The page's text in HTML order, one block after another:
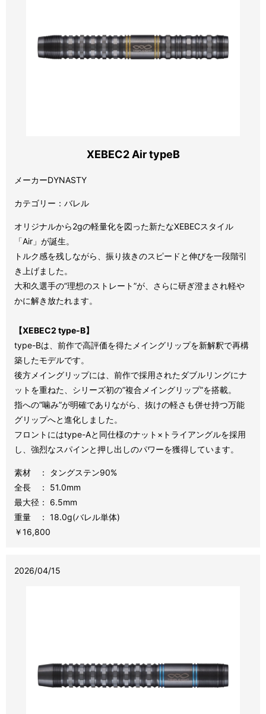
XEBEC2 Air typeB
メーカーDYNASTY
カテゴリー：バレル
オリジナルから2gの軽量化を図った新たなXEBECスタイル
「Air」が誕生。
トルク感を残しながら、振り抜きのスピードと伸びを一段階引
き上げました。
大和久選手の”理想のストレート”が、さらに研ぎ澄まされ軽や
かに解き放たれます。
【XEBEC2 type-B】
type-Bは、前作で高評価を得たメイングリップを新解釈で再構
築したモデルです。
後方メイングリップには、前作で採用されたダブルリングにナ
ットを重ねた、シリーズ初の”複合メイングリップ”を搭載。
指への”噛み”が明確でありながら、抜けの軽さも併せ持つ万能
グリップへと進化しました。
フロントにはtype-Aと同仕様のナット×トライアングルを採用
し、強烈なスパインと押し出しのパワーを獲得しています。
素材 ： タングステン90%
全長 ： 51.0mm
最大径： 6.5mm
重量 ： 18.0g(バレル単体)
￥16,800
2026/04/15